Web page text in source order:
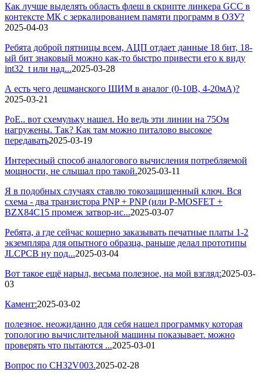
Как лучше выделять область флеш в скрипте линкера GCC в
контексте МК с зеркалированием памяти программ в ОЗУ?
2025-04-03
Ребята доброй пятницы всем, АЦП отдает данные 18 бит, 18-
ый бит знаковый можно как-то быстро привести его к виду
int32_t или над...2025-03-28
А есть чего дешманского ШИМ в аналог (0-10В, 4-20мА)?
2025-03-21
PoE.. вот схемульку нашел. Но ведь эти линии на 75Ом
нагружены. Так? Как там можно питалово высокое
передавать2025-03-19
Интересный способ аналогового вычисления потребляемой
мощности, не слышал про такой.2025-03-11
Я в подобных случаях ставлю токозащищенный ключ. Вся
схема - два транзистора PNP + PNP (или P-MOSFET +
BZX84C15 промеж затвор-ис...2025-03-07
Ребята, а где сейчас кошерно заказывать печатные платы 1-2
экземпляра для опытного образца, раньше делал прототипы
JLCPCB ну под...2025-03-04
Вот такое ещё нарыл, весьма полезное, на мой взгляд:2025-03-
03
Камент:2025-03-02
полезное. неожиданно для себя нашел программку которая
топологию вычислительной машины показывает. можно
проверять что пытаются ...2025-03-01
Вопрос по CH32V003.2025-02-28